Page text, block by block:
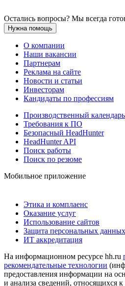
Остались вопросы? Мы всегда
Нужна помощь
О компании
Наши вакансии
Партнерам
Реклама на сайте
Новости и статьи
Инвесторам
Кандидаты по профессиям
Производственный календарь
Требования к ПО
Безопасный HeadHunter
HeadHunter API
Поиск работы
Поиск по резюме
Мобильное приложение
Этика и комплаенс
Оказание услуг
Использование сайтов
Защита персональных данных
ИТ аккредитация
На информационном ресурсе hh.ru
рекомендательные технологии
предоставления информации на
и анализа сведений, относящихся